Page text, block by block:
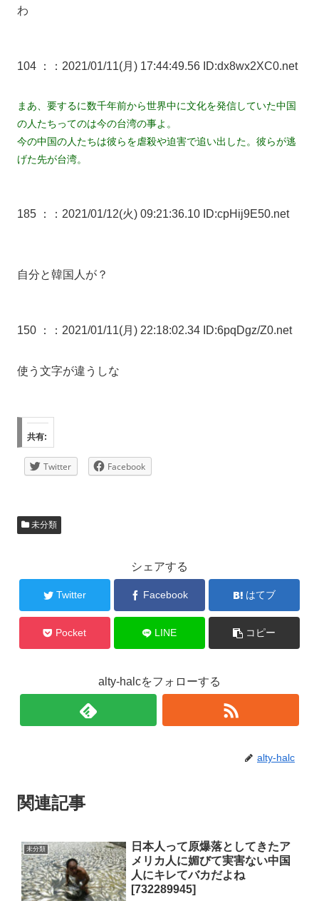
わ
104 ： ：2021/01/11(月) 17:44:49.56 ID:dx8wx2XC0.net
まあ、要するに数千年前から世界中に文化を発信していた中国
の人たちってのは今の台湾の事よ。
今の中国の人たちは彼らを虐殺や迫害で追い出した。彼らが逃
げた先が台湾。
185 ： ：2021/01/12(火) 09:21:36.10 ID:cpHij9E50.net
自分と韓国人が？
150 ： ：2021/01/11(月) 22:18:02.34 ID:6pqDgz/Z0.net
使う文字が違うしな
共有:
Twitter Facebook
未分類
シェアする
Twitter Facebook はてブ
Pocket LINE コピー
alty-halcをフォローする
alty-halc
関連記事
未分類
日本人って原爆落としてきたア
メリカ人に媚びて実害ない中国
人にキレてバカだよね
[732289945]